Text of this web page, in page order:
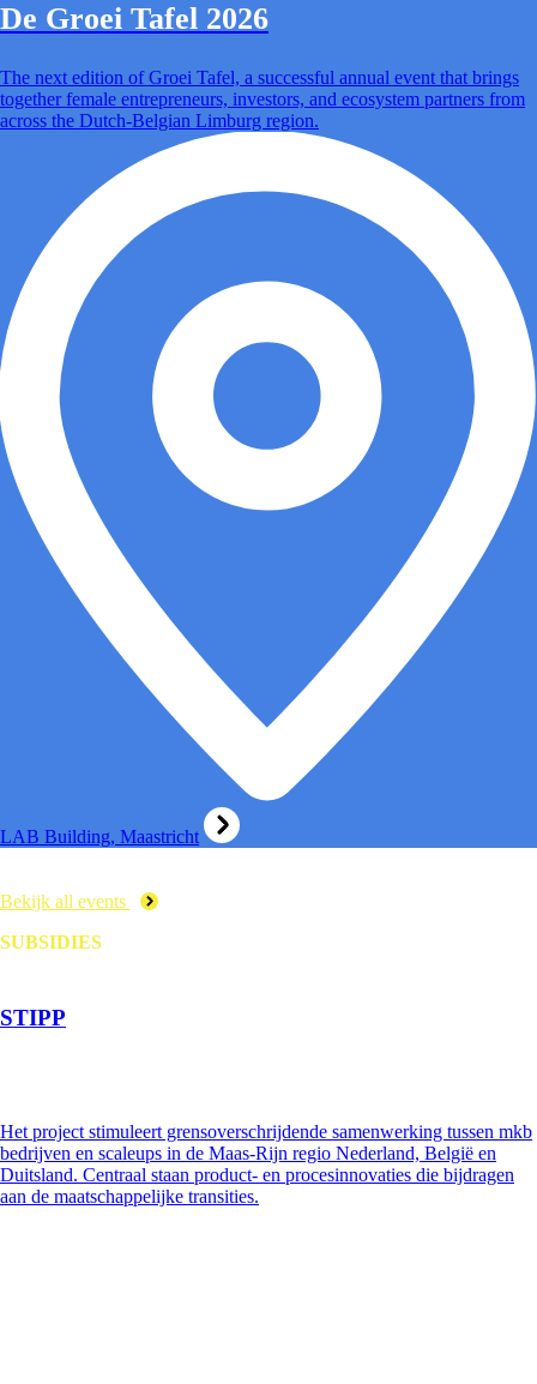
De Groei Tafel 2026
The next edition of Groei Tafel, a successful annual event that brings
together female entrepreneurs, investors, and ecosystem partners from
across the Dutch-Belgian Limburg region.
LAB Building, Maastricht
Bekijk all events
SUBSIDIES
STIPP
Het project stimuleert grensoverschrijdende samenwerking tussen mkb
bedrijven en scaleups in de Maas-Rijn regio Nederland, België en
Duitsland. Centraal staan product- en procesinnovaties die bijdragen
aan de maatschappelijke transities.